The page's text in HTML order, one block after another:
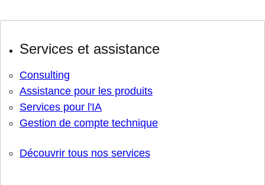
Services et assistance
Consulting
Assistance pour les produits
Services pour l'IA
Gestion de compte technique
Découvrir tous nos services